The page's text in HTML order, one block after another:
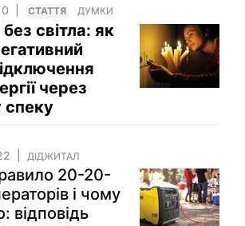
СТАТТЯ ДУМКИ
світла: як
через
спеку
ДІДЖИТАЛ
20-20-
і чому
відповідь